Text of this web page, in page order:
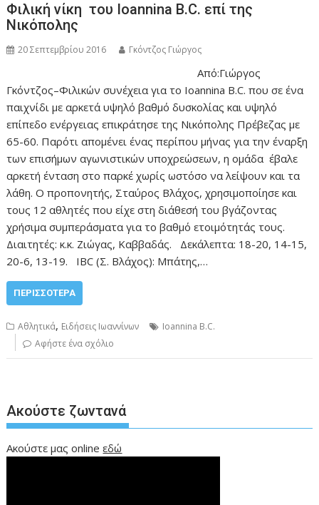
Φιλική νίκη του Ioannina B.C. επί της
Νικόπολης
20 Σεπτεμβρίου 2016 Γκόντζος Γιώργος
Από:Γιώργος
Γκόντζος–Φιλικών συνέχεια για το Ioannina B.C. που σε ένα
παιχνίδι με αρκετά υψηλό βαθμό δυσκολίας και υψηλό
επίπεδο ενέργειας επικράτησε της Νικόπολης Πρέβεζας με
65-60. Παρότι απομένει ένας περίπου μήνας για την έναρξη
των επισήμων αγωνιστικών υποχρεώσεων, η ομάδα έβαλε
αρκετή ένταση στο παρκέ χωρίς ωστόσο να λείψουν και τα
λάθη. Ο προπονητής, Σταύρος Βλάχος, χρησιμοποίησε και
τους 12 αθλητές που είχε στη διάθεσή του βγάζοντας
χρήσιμα συμπεράσματα για το βαθμό ετοιμότητάς τους.
Διαιτητές: κ.κ. Ζιώγας, Καββαδάς. Δεκάλεπτα: 18-20, 14-15,
20-6, 13-19. IBC (Σ. Βλάχος): Μπάτης,…
ΠΕΡΙΣΣΌΤΕΡΑ
Αθλητικά, Ειδήσεις Ιωαννίνων
Ioannina B.C.
Αφήστε ένα σχόλιο
Ακούστε ζωντανά
Ακούστε μας onlineεδώ